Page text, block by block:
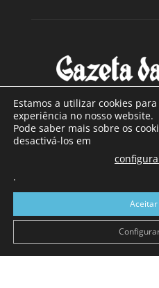
Com sede nas Caldas da
a sul de distrito de Leiria,
toda a região Oeste. Jornal
Continental e
Estamos a utilizar cookies
experiência no nosso website.
Pode saber mais sobre os
desactivá-los em
.